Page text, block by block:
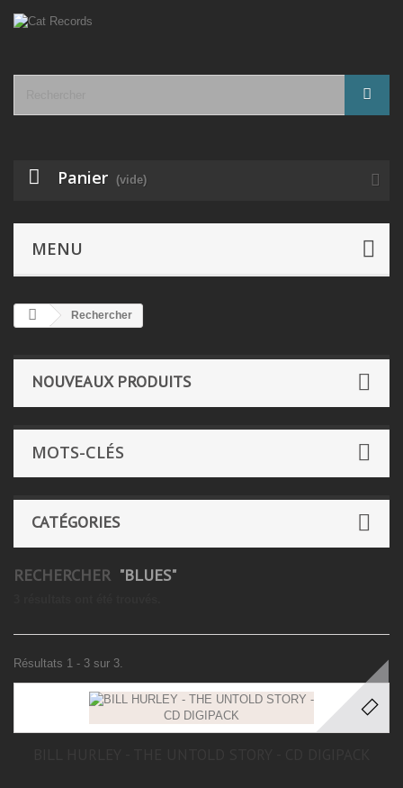
Panier (vide)
MENU
Rechercher
NOUVEAUX PRODUITS
MOTS-CLÉS
CATÉGORIES
RECHERCHER "BLUES"
Résultats 1 - 3 sur 3.